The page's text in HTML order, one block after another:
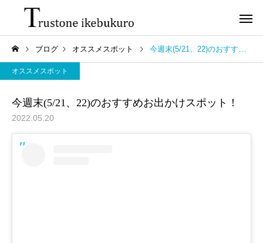
ブログ オススメスポット 今週末(5/21、22)のおすすめお出かけスポット！
オススメスポット
今週末(5/21、22)のおすすめお出かけスポット！
2022.05.20